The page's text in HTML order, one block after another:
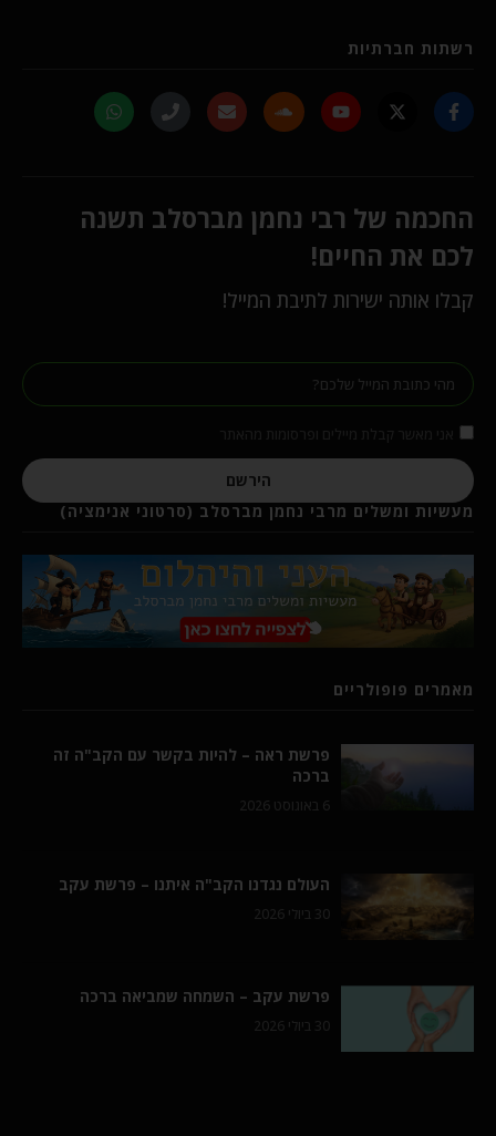
רשתות חברתיות
החכמה של רבי נחמן מברסלב תשנה
לכם את החיים!
קבלו אותה ישירות לתיבת המייל!
הירשם
מעשיות ומשלים מרבי נחמן מברסלב (סרטוני אנימציה)
מאמרים פופולריים
פרשת ראה – להיות בקשר עם הקב"ה זה
ברכה
6 באוגוסט 2026
העולם נגדנו הקב"ה איתנו – פרשת עקב
30 ביולי 2026
פרשת עקב – השמחה שמביאה ברכה
30 ביולי 2026